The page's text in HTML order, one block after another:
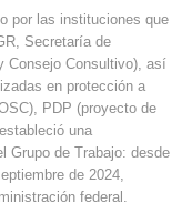
por las instituciones que
Secretaría de
Consejo Consultivo), así
en protección a
PDP (proyecto de
una
Grupo de Trabajo: desde
de 2024,
federal.